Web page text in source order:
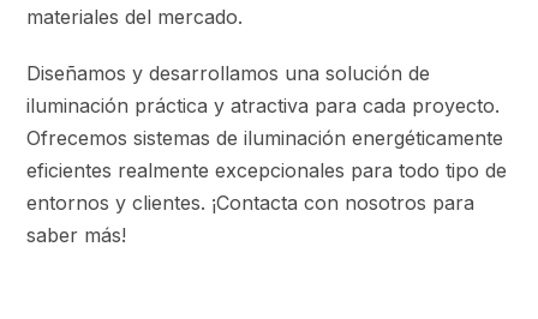
materiales del mercado.
Diseñamos y desarrollamos una solución de
iluminación práctica y atractiva para cada proyecto.
Ofrecemos sistemas de iluminación energéticamente
eficientes realmente excepcionales para todo tipo de
entornos y clientes. ¡Contacta con nosotros para
saber más!